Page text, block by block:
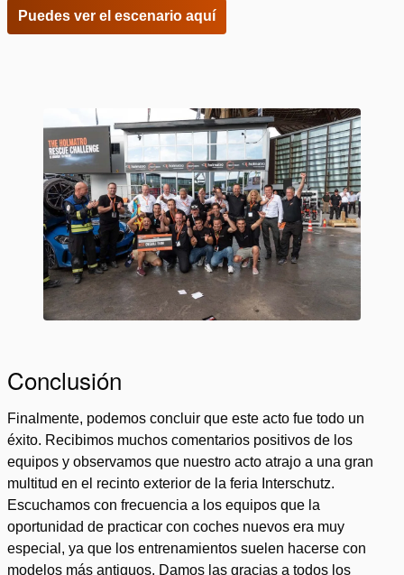
Puedes ver el escenario aquí
Conclusión
Finalmente, podemos concluir que este acto fue todo un
éxito. Recibimos muchos comentarios positivos de los
equipos y observamos que nuestro acto atrajo a una gran
multitud en el recinto exterior de la feria Interschutz.
Escuchamos con frecuencia a los equipos que la
oportunidad de practicar con coches nuevos era muy
especial, ya que los entrenamientos suelen hacerse con
modelos más antiguos. Damos las gracias a todos los